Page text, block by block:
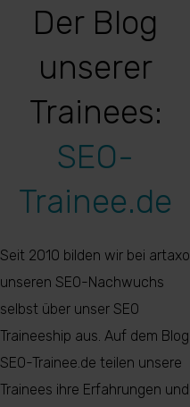
Der Blog
unserer
Trainees:
SEO-
Trainee.de
Seit 2010 bilden wir bei artaxo
unseren SEO-Nachwuchs
selbst über unser SEO
Traineeship aus. Auf dem Blog
SEO-Trainee.de teilen unsere
Trainees ihre Erfahrungen und